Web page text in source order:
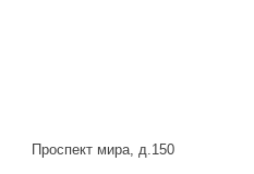
Проспект мира, д.150